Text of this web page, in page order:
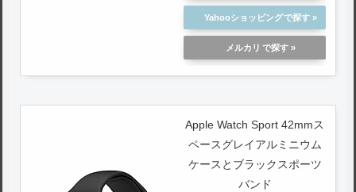
Yahooショッピング
メルカリ
Apple Watch Sport 42mmス
ペースグレイアルミニウム
ケースとブラックスポーツ
バンド